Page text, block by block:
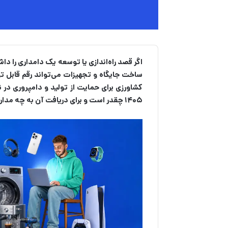
اگر قصد راه‌اندازی یا توسعه یک دامداری را
ساخت جایگاه و تجهیزات می‌تواند رقم قابل
کشاورزی برای حمایت از تولید و دامپروری
۱۴۰۵ چقدر است و برای دریافت آن به چه مدارکی نیاز دارید.